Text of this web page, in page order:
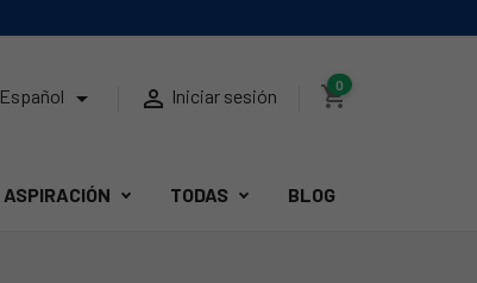
Español   Iniciar sesión shopping_cart
0
ASPIRACIÓN TODAS BLOG